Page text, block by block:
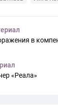
в
«Реала»